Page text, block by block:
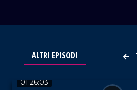
ALTRI EPISODI
01:26:03
VAI AL TITOLO